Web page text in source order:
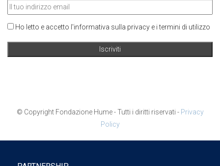
Ho letto e accetto l'informativa sulla privacy e i termini di utilizzo
© Copyright Fondazione Hume - Tutti i diritti riservati - Privacy
Policy